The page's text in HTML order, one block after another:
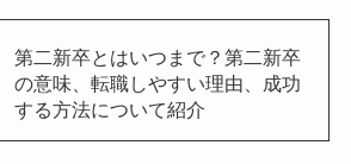
第二新卒とはいつまで？第二新卒
の意味、転職しやすい理由、成功
する方法について紹介